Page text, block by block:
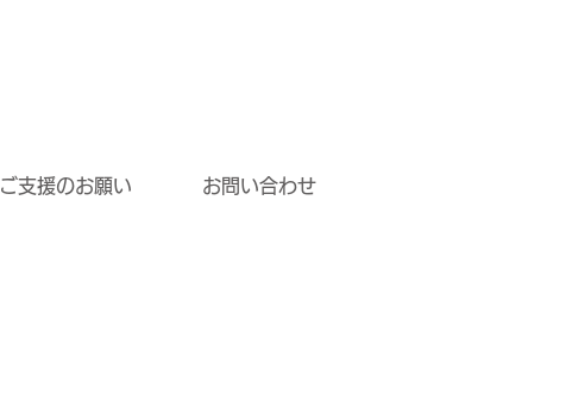
ご支援のお願い お問い合わせ